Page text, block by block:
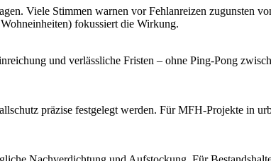
Viele Stimmen warnen vor Fehlanreizen zugunsten
fokussiert die Wirkung.
und verlässliche Fristen – ohne Ping-Pong
präzise festgelegt werden. Für MFH-Projekte in